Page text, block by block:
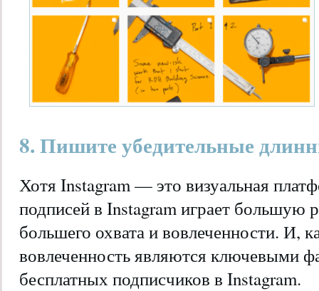
8. Пишите убедительные
Хотя Instagram — это визуальная
подписей в Instagram играет большую
большего охвата и вовлеченности. И,
вовлеченность являются ключевыми
бесплатных подписчиков в Instagram.